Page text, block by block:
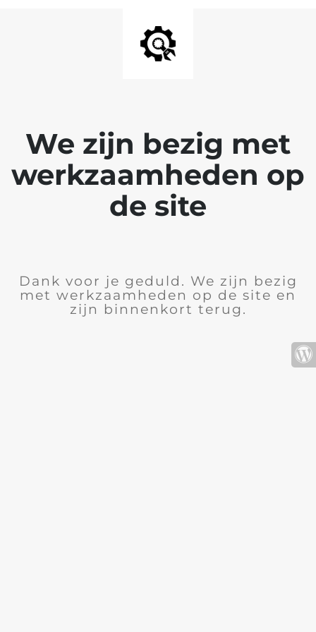
We zijn bezig met
werkzaamheden op
de site
Dank voor je geduld. We zijn bezig
met werkzaamheden op de site en
zijn binnenkort terug.